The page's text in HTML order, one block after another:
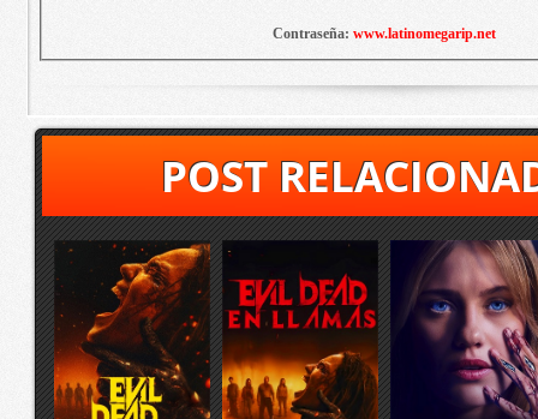
Contraseña: www.latinomegarip.net
POST